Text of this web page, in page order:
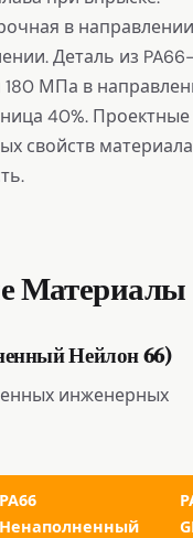
в
Деталь из
МПа в
40%. Проектные
свойств
Материалы
Нейлон 66)
инженерных
PA66
Ненаполненный